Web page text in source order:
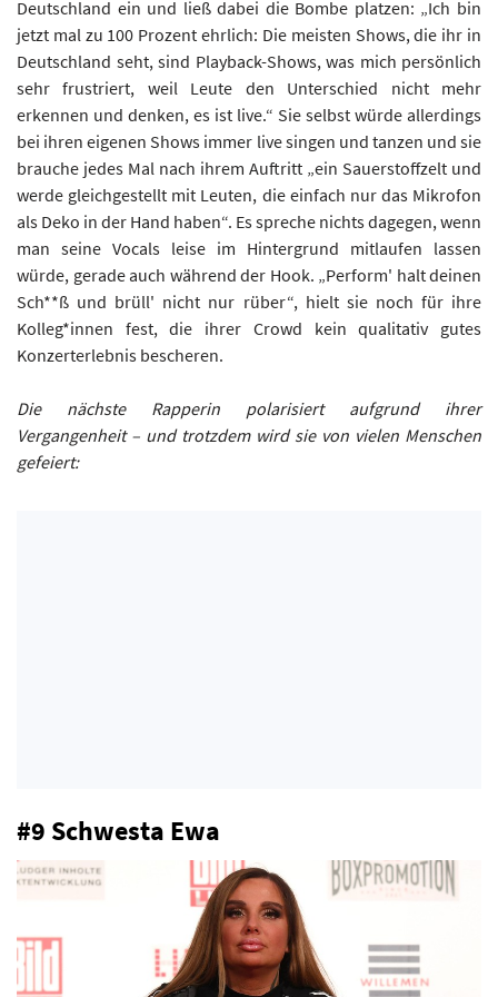
Deutschland ein und ließ dabei die Bombe platzen: „Ich bin
jetzt mal zu 100 Prozent ehrlich: Die meisten Shows, die ihr in
Deutschland seht, sind Playback-Shows, was mich persönlich
sehr frustriert, weil Leute den Unterschied nicht mehr
erkennen und denken, es ist live.“ Sie selbst würde allerdings
bei ihren eigenen Shows immer live singen und tanzen und sie
brauche jedes Mal nach ihrem Auftritt „ein Sauerstoffzelt und
werde gleichgestellt mit Leuten, die einfach nur das Mikrofon
als Deko in der Hand haben“. Es spreche nichts dagegen, wenn
man seine Vocals leise im Hintergrund mitlaufen lassen
würde, gerade auch während der Hook. „Perform' halt deinen
Sch**ß und brüll' nicht nur rüber“, hielt sie noch für ihre
Kolleg*innen fest, die ihrer Crowd kein qualitativ gutes
Konzerterlebnis bescheren.
Die nächste Rapperin polarisiert aufgrund ihrer
Vergangenheit – und trotzdem wird sie von vielen Menschen
gefeiert:
#9 Schwesta Ewa